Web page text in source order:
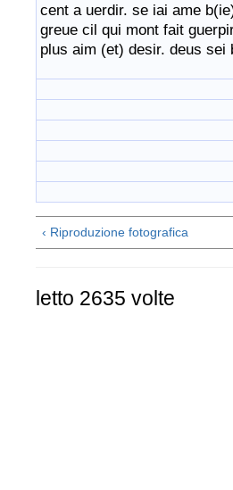
cent a uerdir. se iai ame
greue cil qui mont fait
plus aim (et) desir. deus
‹ Riproduzione fotografica
letto 2635 volte